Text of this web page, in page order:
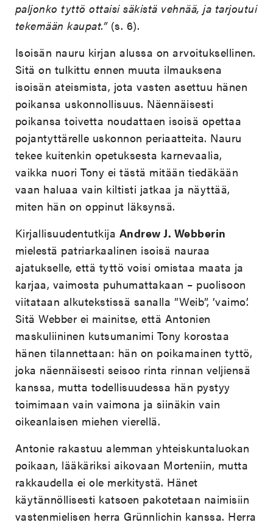
paljonko tyttö ottaisi säkistä vehnää, ja tarjoutui
tekemään kaupat.”(s. 6).
Isoisän nauru kirjan alussa on arvoituksellinen.
Sitä on tulkittu ennen muuta ilmauksena
isoisän ateismista, jota vasten asettuu hänen
poikansa uskonnollisuus. Näennäisesti
poikansa toivetta noudattaen isoisä opettaa
pojantyttärelle uskonnon periaatteita. Nauru
tekee kuitenkin opetuksesta karnevaalia,
vaikka nuori Tony ei tästä mitään tiedäkään
vaan haluaa vain kiltisti jatkaa ja näyttää,
miten hän on oppinut läksynsä.
Kirjallisuudentutkija Andrew J. Webberin
mielestä patriarkaalinen isoisä nauraa
ajatukselle, että tyttö voisi omistaa maata ja
karjaa, vaimosta puhumattakaan – puolisoon
viitataan alkutekstissä sanalla ”Weib”, ’vaimo’.
Sitä Webber ei mainitse, että Antonien
maskuliininen kutsumanimi Tony korostaa
hänen tilannettaan: hän on poikamainen tyttö,
joka näennäisesti seisoo rinta rinnan veljiensä
kanssa, mutta todellisuudessa hän pystyy
toimimaan vain vaimona ja siinäkin vain
oikeanlaisen miehen vierellä.
Antonie rakastuu alemman yhteiskuntaluokan
poikaan, lääkäriksi aikovaan Morteniin, mutta
rakkaudella ei ole merkitystä. Hänet
käytännöllisesti katsoen pakotetaan naimisiin
vastenmielisen herra Grünnlichin kanssa. Herra